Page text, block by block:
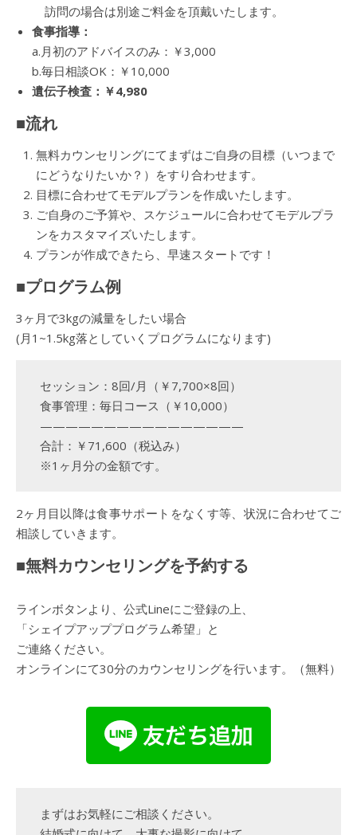
訪問の場合は別途ご料金を頂戴いたします。
食事指導：
a.月初のアドバイスのみ：￥3,000
b.毎日相談OK：￥10,000
遺伝子検査：￥4,980
■流れ
無料カウンセリングにてまずはご自身の目標（いつまで
にどうなりたいか？）をすり合わせます。
目標に合わせてモデルプランを作成いたします。
ご自身のご予算や、スケジュールに合わせてモデルプラ
ンをカスタマイズいたします。
プランが作成できたら、早速スタートです！
■プログラム例
3ヶ月で3kgの減量をしたい場合
(月1~1.5kg落としていくプログラムになります)
セッション：8回/月（￥7,700×8回）
食事管理：毎日コース（￥10,000）
————————————————
合計：￥71,600（税込み）
※1ヶ月分の金額です。
2ヶ月目以降は食事サポートをなくす等、状況に合わせてご
相談していきます。
■無料カウンセリングを予約する
ラインボタンより、公式Lineにご登録の上、
「シェイプアッププログラム希望」と
ご連絡ください。
オンラインにて30分のカウンセリングを行います。（無料）
まずはお気軽にご相談ください。